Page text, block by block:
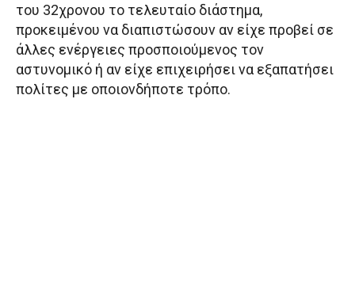
του 32χρονου το τελευταίο διάστημα,
προκειμένου να διαπιστώσουν αν είχε προβεί σε
άλλες ενέργειες προσποιούμενος τον
αστυνομικό ή αν είχε επιχειρήσει να εξαπατήσει
πολίτες με οποιονδήποτε τρόπο.